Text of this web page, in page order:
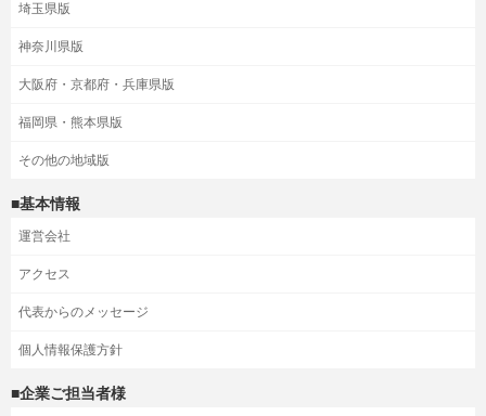
埼玉県版
神奈川県版
大阪府・京都府・兵庫県版
福岡県・熊本県版
その他の地域版
■基本情報
運営会社
アクセス
代表からのメッセージ
個人情報保護方針
■企業ご担当者様